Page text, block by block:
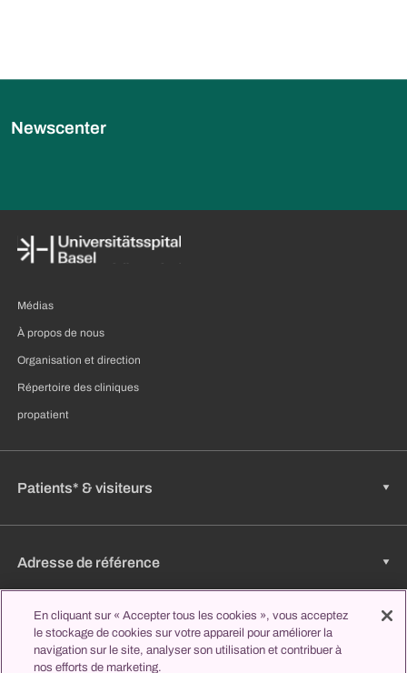
Newscenter
Médias
À propos de nous
Organisation et direction
Répertoire des cliniques
propatient
Patients* & visiteurs
Adresse de référence
Emplois & carrière
En cliquant sur « Accepter tous les cookies », vous acceptez
le stockage de cookies sur votre appareil pour améliorer la
navigation sur le site, analyser son utilisation et contribuer à
nos efforts de marketing.